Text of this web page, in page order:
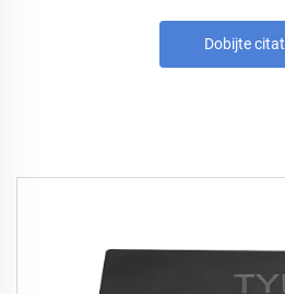
Dobijte citat